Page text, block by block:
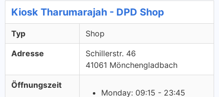
Kiosk Tharumarajah - DPD Shop
Typ Shop
Adresse
Schillerstr. 46
41061 Mönchengladbach
Öffnungszeit
Monday: 09:15 - 23:45